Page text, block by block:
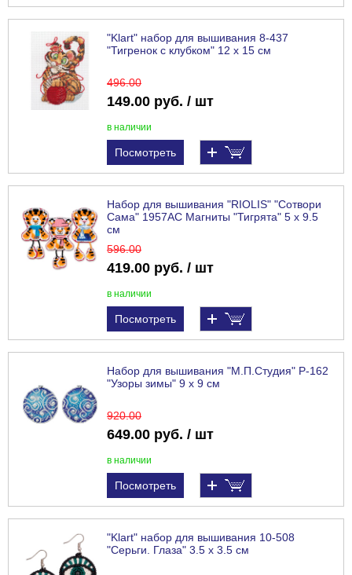
"Klart" набор для вышивания 8-437
"Тигренок с клубком" 12 х 15 см
496.00
149.00 руб. / шт
в наличии
Посмотреть
Набор для вышивания "RIOLIS" "Сотвори
Сама" 1957АС Магниты "Тигрята" 5 х 9.5
см
596.00
419.00 руб. / шт
в наличии
Посмотреть
Набор для вышивания "М.П.Студия" Р-162
"Узоры зимы" 9 х 9 см
920.00
649.00 руб. / шт
в наличии
Посмотреть
"Klart" набор для вышивания 10-508
"Серьги. Глаза" 3.5 х 3.5 см